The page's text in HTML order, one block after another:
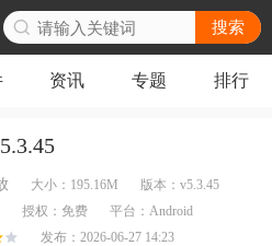
搜索
资讯 专题 排行
大小： 195.16M 版本： v5.3.45
授权： 免费 平台： Android
发布： 2026-06-27 14:23